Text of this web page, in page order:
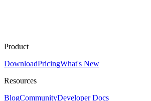
Product
DownloadPricingWhat's New
Resources
BlogCommunityDeveloper Docs